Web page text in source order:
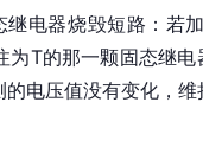
继电器烧毁短路 ：若
为T的那一颗固态继
电压值没有变化，